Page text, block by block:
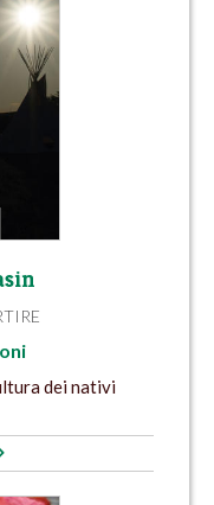
dei nativi